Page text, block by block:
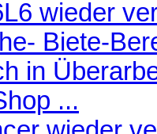
wieder
Biete-
in
...